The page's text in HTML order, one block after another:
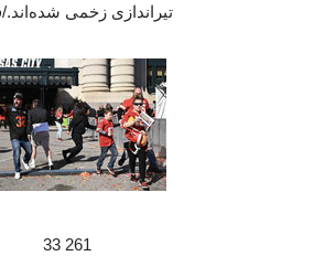
تیراندازی زخمی
261 33